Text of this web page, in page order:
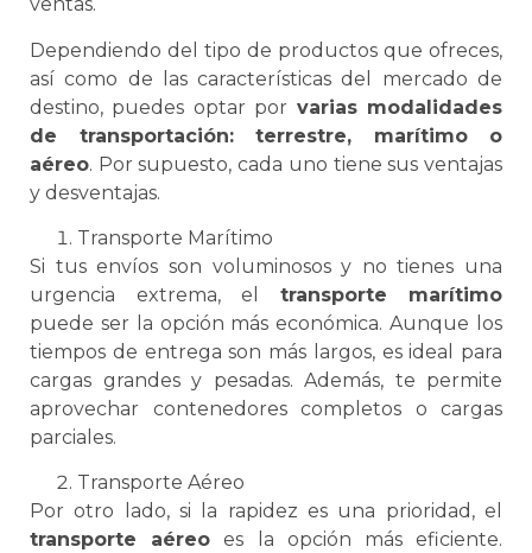
Dependiendo del tipo de productos que ofreces,
así como de las características del mercado de
destino, puedes optar por varias modalidades
de transportación: terrestre, marítimo o
aéreo. Por supuesto, cada uno tiene sus ventajas
y desventajas.
Transporte Marítimo
Si tus envíos son voluminosos y no tienes una
urgencia extrema, el transporte marítimo
puede ser la opción más económica. Aunque los
tiempos de entrega son más largos, es ideal para
cargas grandes y pesadas. Además, te permite
aprovechar contenedores completos o cargas
parciales.
Transporte Aéreo
Por otro lado, si la rapidez es una prioridad, el
transporte aéreo es la opción más eficiente.